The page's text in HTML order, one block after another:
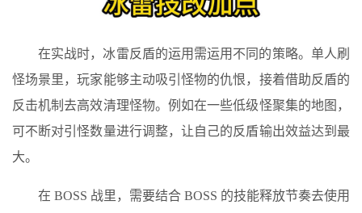
在实战时，冰雷反盾的运用需运用不同的策略。单人刷
怪场景里，玩家能够主动吸引怪物的仇恨，接着借助反盾的
反击机制去高效清理怪物。例如在一些低级怪聚集的地图，
可不断对引怪数量进行调整，让自己的反盾输出效益达到最
大。
在 BOSS 战里，需要结合 BOSS 的技能释放节奏去使用